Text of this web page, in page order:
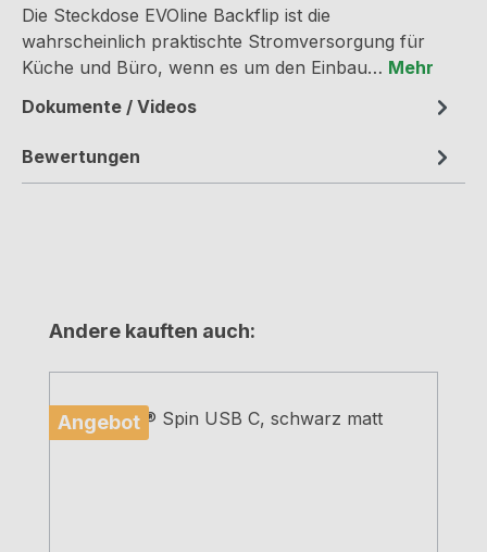
Die Steckdose EVOline Backflip ist die
wahrscheinlich praktischte Stromversorgung für
Küche und Büro, wenn es um den Einbau… Mehr
Dokumente / Videos
Bewertungen
Produktgalerie überspringen
Andere kauften auch:
Angebot